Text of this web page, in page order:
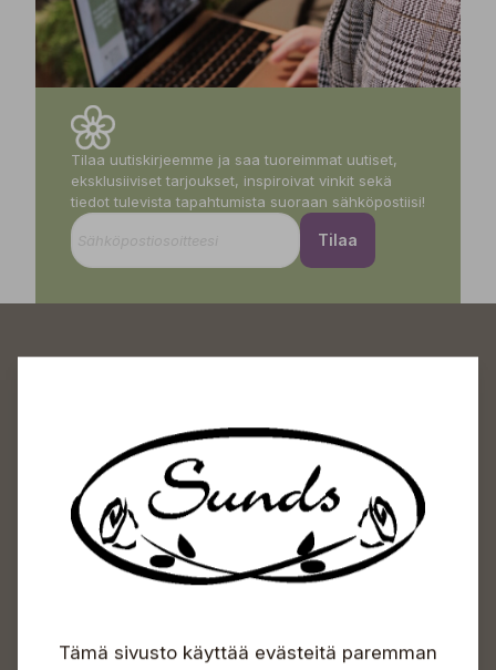
Tilaa uutiskirjeemme ja saa tuoreimmat uutiset,
eksklusiiviset tarjoukset, inspiroivat vinkit sekä
tiedot tulevista tapahtumista suoraan sähköpostiisi!
Tilaa
Sundin Puutarhakeskus
Avoinna
Arkisin 09-18
Lauantaisin 09-16
Info & vaihde
Tämä sivusto käyttää evästeitä paremman